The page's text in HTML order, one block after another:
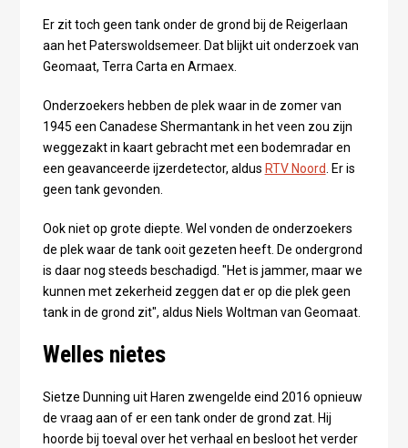
Er zit toch geen tank onder de grond bij de Reigerlaan
aan het Paterswoldsemeer. Dat blijkt uit onderzoek van
Geomaat, Terra Carta en Armaex.
Onderzoekers hebben de plek waar in de zomer van
1945 een Canadese Shermantank in het veen zou zijn
weggezakt in kaart gebracht met een bodemradar en
een geavanceerde ijzerdetector, aldus RTV Noord . Er is
geen tank gevonden.
Ook niet op grote diepte. Wel vonden de onderzoekers
de plek waar de tank ooit gezeten heeft. De ondergrond
is daar nog steeds beschadigd. "Het is jammer, maar we
kunnen met zekerheid zeggen dat er op die plek geen
tank in de grond zit", aldus Niels Woltman van Geomaat.
Welles nietes
Sietze Dunning uit Haren zwengelde eind 2016 opnieuw
de vraag aan of er een tank onder de grond zat. Hij
hoorde bij toeval over het verhaal en besloot het verder